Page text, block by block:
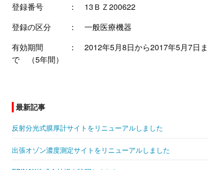
登録番号 ： 13ＢＺ200622
登録の区分 ： 一般医療機器
有効期間 ： 2012年5月8日から2017年5月7日ま
で （5年間）
最新記事
反射分光式膜厚計サイトをリニューアルしました
出張オゾン濃度測定サイトをリニューアルしました